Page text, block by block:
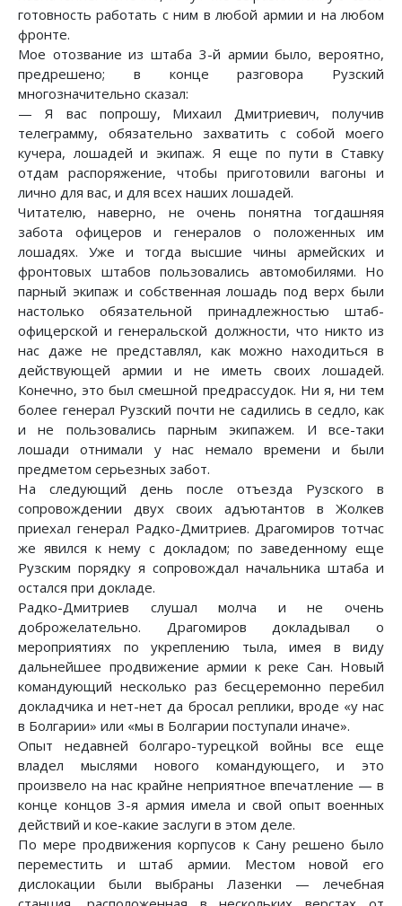
готовность работать с ним в любой армии и на любом
фронте.
Мое отозвание из штаба 3-й армии было, вероятно,
предрешено; в конце разговора Рузский
многозначительно сказал:
— Я вас попрошу, Михаил Дмитриевич, получив
телеграмму, обязательно захватить с собой моего
кучера, лошадей и экипаж. Я еще по пути в Ставку
отдам распоряжение, чтобы приготовили вагоны и
лично для вас, и для всех наших лошадей.
Читателю, наверно, не очень понятна тогдашняя
забота офицеров и генералов о положенных им
лошадях. Уже и тогда высшие чины армейских и
фронтовых штабов пользовались автомобилями. Но
парный экипаж и собственная лошадь под верх были
настолько обязательной принадлежностью штаб-
офицерской и генеральской должности, что никто из
нас даже не представлял, как можно находиться в
действующей армии и не иметь своих лошадей.
Конечно, это был смешной предрассудок. Ни я, ни тем
более генерал Рузский почти не садились в седло, как
и не пользовались парным экипажем. И все-таки
лошади отнимали у нас немало времени и были
предметом серьезных забот.
На следующий день после отъезда Рузского в
сопровождении двух своих адъютантов в Жолкев
приехал генерал Радко-Дмитриев. Драгомиров тотчас
же явился к нему с докладом; по заведенному еще
Рузским порядку я сопровождал начальника штаба и
остался при докладе.
Радко-Дмитриев слушал молча и не очень
доброжелательно. Драгомиров докладывал о
мероприятиях по укреплению тыла, имея в виду
дальнейшее продвижение армии к реке Сан. Новый
командующий несколько раз бесцеремонно перебил
докладчика и нет-нет да бросал реплики, вроде «у нас
в Болгарии» или «мы в Болгарии поступали иначе».
Опыт недавней болгаро-турецкой войны все еще
владел мыслями нового командующего, и это
произвело на нас крайне неприятное впечатление — в
конце концов 3-я армия имела и свой опыт военных
действий и кое-какие заслуги в этом деле.
По мере продвижения корпусов к Сану решено было
переместить и штаб армии. Местом новой его
дислокации были выбраны Лазенки — лечебная